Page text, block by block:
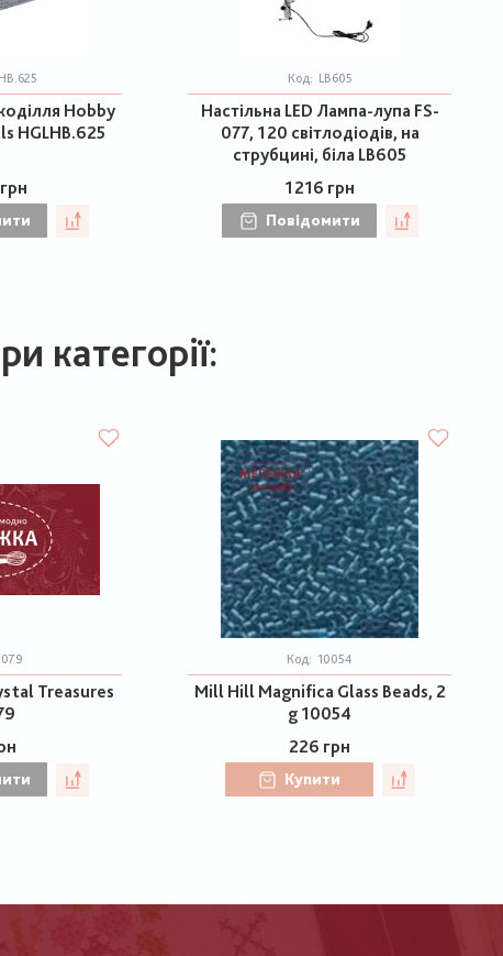
Hobby
HGLHB.625
Код: LB605
Настільна LED Лампа-лупа FS-
077, 120 світлодіодів, на
струбцині, біла LB605
1216 грн
Повідомити
категорії:
Treasures
Код: 10054
Mill Hill Magnifica Glass Beads, 2
g 10054
226 грн
Купити